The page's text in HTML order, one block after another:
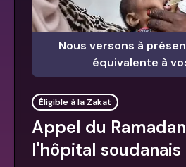
Nous versons à
équivalente à
Éligible à la Zakat
Appel du
l'hôpital soudanais